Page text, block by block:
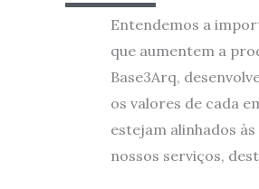
Entendemos a
que aumentem a
Base3Arq,
os valores de cada
estejam alinhados
nossos serviços,